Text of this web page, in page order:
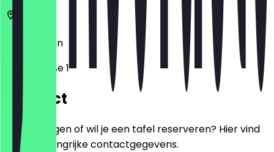
Berlijn
Saalestraße 1
Contact
Heb je vragen of wil je een tafel reserveren? Hier vind
je alle belangrijke contactgegevens.